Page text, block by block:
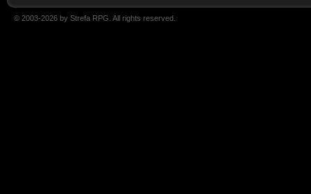
© 2003-2026 by Strefa RPG. All rights reserved.